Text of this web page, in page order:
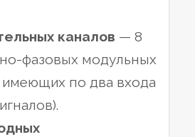
каналов — 8
фазовых модульных
по два входа